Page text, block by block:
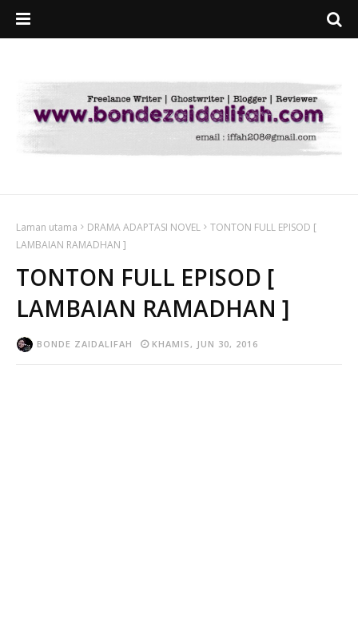
Laman utama DRAMA ADAPTASI NOVEL
TONTON FULL EPISOD [
LAMBAIAN RAMADHAN ]
TONTON FULL EPISOD [
LAMBAIAN RAMADHAN ]
BONDE ZAIDALIFAH KHAMIS, JUN 30, 2016